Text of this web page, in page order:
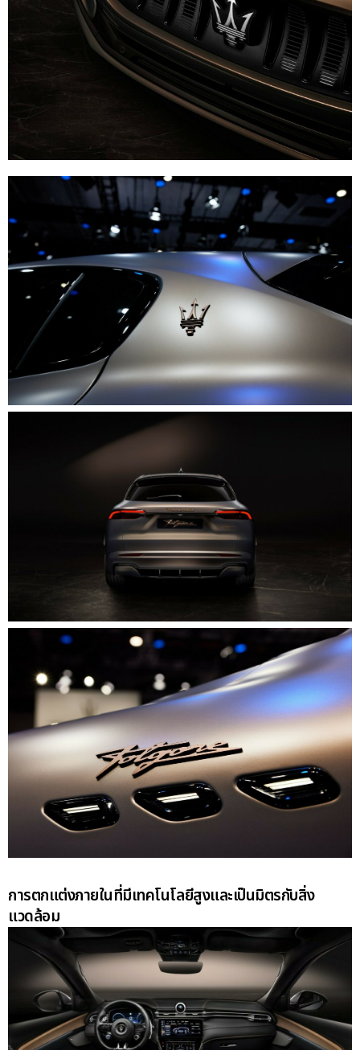
การตกแต่งภายในที่มีเทคโนโลยีสูงและเป็นมิตรกับสิ่ง
แวดล้อม